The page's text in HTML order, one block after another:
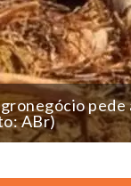
pede
ABr)